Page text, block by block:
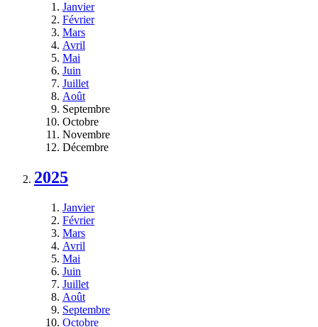
Janvier
Février
Mars
Avril
Mai
Juin
Juillet
Août
Septembre
Octobre
Novembre
Décembre
2025
Janvier
Février
Mars
Avril
Mai
Juin
Juillet
Août
Septembre
Octobre